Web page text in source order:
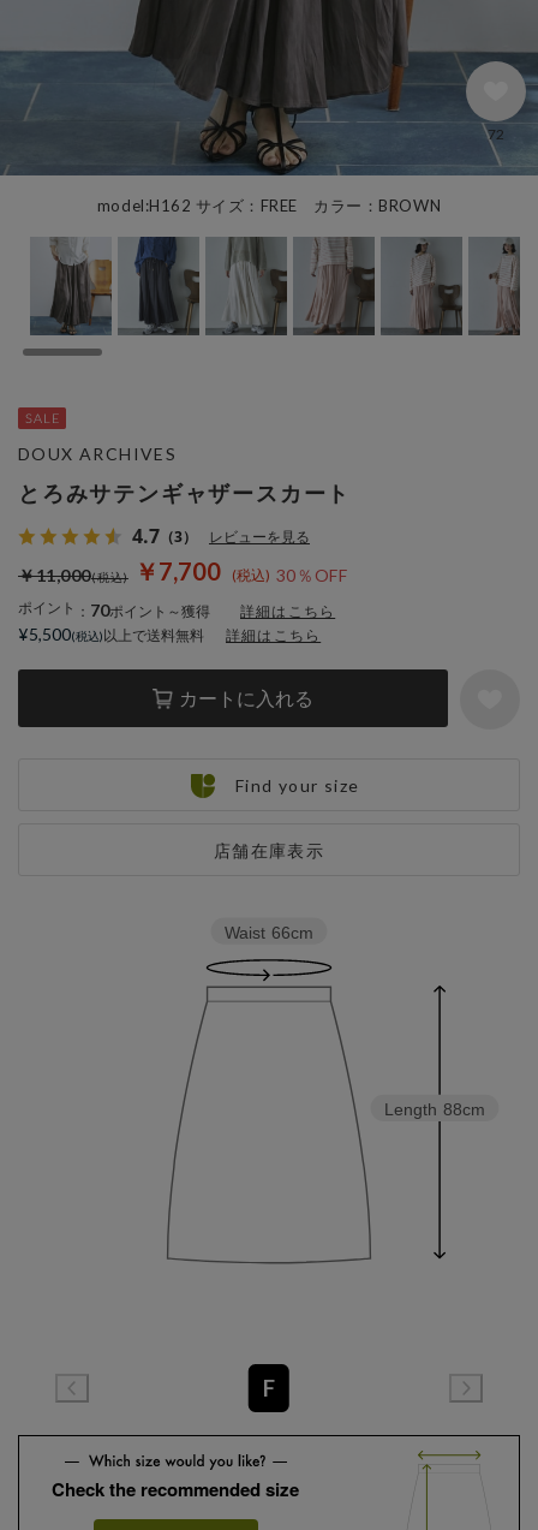
model:H162 サイズ：FREE カラー：BROWN
72
とろみサテンギャザースカート
4.7 （3） レビューを見る
￥7,700 30％OFF
￥11,000
ポイント ： 70ポイント～獲得 詳細はこちら
カートに入れる
店舗在庫表示
DOUX ARCHIVES
¥5,500 以上で送料無料 詳細はこちら
Find your size
Length 88cm
Waist 66cm
F
Check the recommended size